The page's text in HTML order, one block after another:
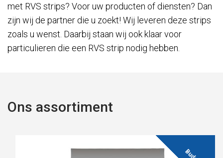
met RVS strips? Voor uw producten of diensten? Dan
zijn wij de partner die u zoekt! Wij leveren deze strips
zoals u wenst. Daarbij staan wij ook klaar voor
particulieren die een RVS strip nodig hebben.
Ons assortiment